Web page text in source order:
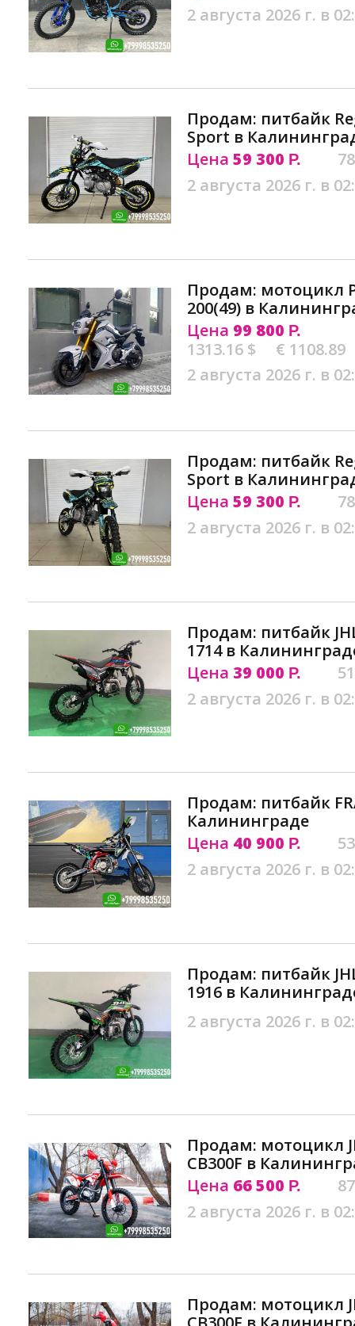
2 августа 2026 г. в
Продам: питбайк
Sport в
Цена 59 300 Р.
2 августа 2026 г. в
Продам: мотоцикл
200(49) в
Цена 99 800 Р.
1313.16 $
€ 1108.89
2 августа 2026 г. в
Продам: питбайк
Sport в
Цена 59 300 Р.
2 августа 2026 г. в
Продам: питбайк
1714 в
Цена 39 000 Р.
2 августа 2026 г. в
Продам: питбайк
Калининграде
Цена 40 900 Р.
2 августа 2026 г. в
Продам: питбайк
1916 в
2 августа 2026 г. в
Продам: мотоцикл
CB300F в
Цена 66 500 Р.
2 августа 2026 г. в
Продам: мотоцикл